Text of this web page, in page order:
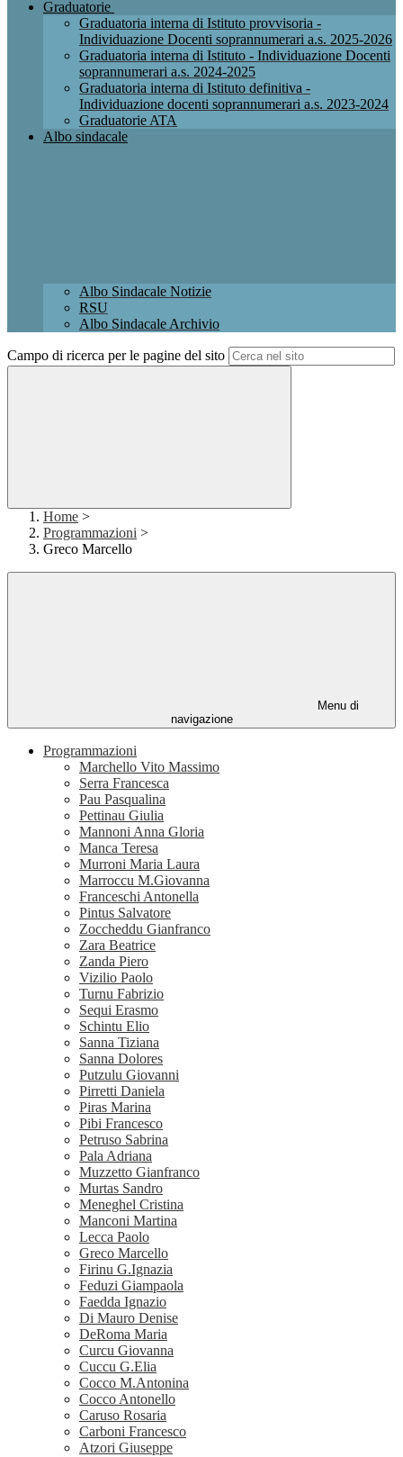
Graduatorie
Graduatoria interna di Istituto provvisoria -
Individuazione Docenti soprannumerari a.s. 2025-2026
Graduatoria interna di Istituto - Individuazione Docenti
soprannumerari a.s. 2024-2025
Graduatoria interna di Istituto definitiva -
Individuazione docenti soprannumerari a.s. 2023-2024
Graduatorie ATA
Albo sindacale
Albo Sindacale Notizie
RSU
Albo Sindacale Archivio
Campo di ricerca per le pagine del sito
Home >
Programmazioni >
Greco Marcello
Menu di
navigazione
Programmazioni
Marchello Vito Massimo
Serra Francesca
Pau Pasqualina
Pettinau Giulia
Mannoni Anna Gloria
Manca Teresa
Murroni Maria Laura
Marroccu M.Giovanna
Franceschi Antonella
Pintus Salvatore
Zoccheddu Gianfranco
Zara Beatrice
Zanda Piero
Vizilio Paolo
Turnu Fabrizio
Sequi Erasmo
Schintu Elio
Sanna Tiziana
Sanna Dolores
Putzulu Giovanni
Pirretti Daniela
Piras Marina
Pibi Francesco
Petruso Sabrina
Pala Adriana
Muzzetto Gianfranco
Murtas Sandro
Meneghel Cristina
Manconi Martina
Lecca Paolo
Greco Marcello
Firinu G.Ignazia
Feduzi Giampaola
Faedda Ignazio
Di Mauro Denise
DeRoma Maria
Curcu Giovanna
Cuccu G.Elia
Cocco M.Antonina
Cocco Antonello
Caruso Rosaria
Carboni Francesco
Atzori Giuseppe